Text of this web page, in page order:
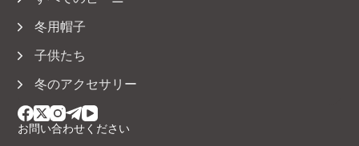
お問い合わせください
冬用帽子
子供たち
冬のアクセサリー